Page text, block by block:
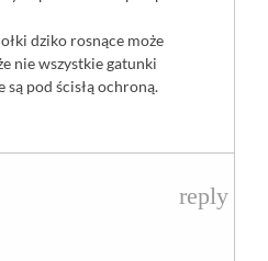
dziko rosnące może
nie wszystkie gatunki
pod ścisłą ochroną.
reply